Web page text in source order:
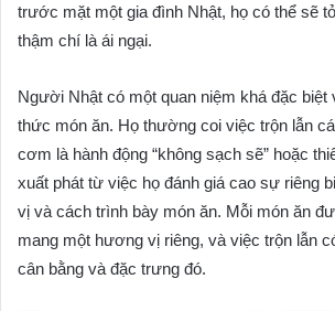
trước mặt một gia đình Nhật, họ có thể sẽ
thậm chí là ái ngại.
Người Nhật có một quan niệm khá đặc
thức món ăn. Họ thường coi việc trộn lẫn
cơm là hành động “không sạch sẽ” hoặc
xuất phát từ việc họ đánh giá cao sự riêng
vị và cách trình bày món ăn. Mỗi món ăn
mang một hương vị riêng, và việc trộn lẫn
cân bằng và đặc trưng đó.